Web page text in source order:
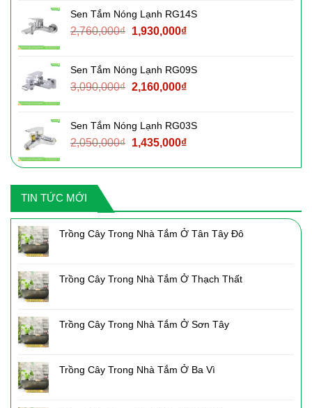
2,220,000₫.là:
1,550,000₫.
Sen Tắm Nóng Lạnh RG14S
2,760,000₫ Giá
2,760,000₫.
1,930,000₫Giá
là:
1,930,000₫.
Sen Tắm Nóng Lạnh RG09S
3,090,000₫ Giá
3,090,000₫.
2,160,000₫Giá
là:
2,160,000₫.
Sen Tắm Nóng Lạnh RG03S
2,050,000₫ Giá
là:
1,435,000₫Giá
tại
TIN TỨC MỚI
Trồng Cây Trong Nhà Tắm Ở Tân Tây Đô
Trồng Cây Trong Nhà Tắm Ở Thạch Thất
Trồng Cây Trong Nhà Tắm Ở Sơn Tây
Trồng Cây Trong Nhà Tắm Ở Ba Vì